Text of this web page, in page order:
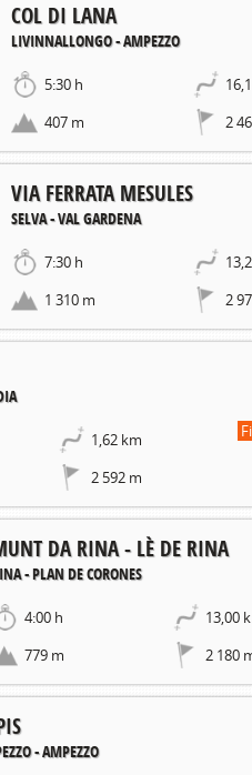
COL DI LANA
LIVINNALLONGO - AMPEZZO
5:30 h
407 m
2
VIA FERRATA MESULES
SELVA - VAL GARDENA
7:30 h
1 310 m
2
1,62 km
2 592 m
DA RINA - LÈ DE RINA
- PLAN DE CORONES
4:00 h
13,00
779 m
2 180
- AMPEZZO